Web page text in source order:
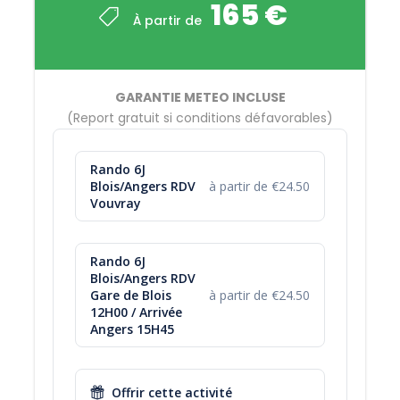
À partir de 165 €
GARANTIE METEO INCLUSE
(Report gratuit si conditions défavorables)
Rando 6J
Blois/Angers RDV
Vouvray
à partir de €24.50
Rando 6J
Blois/Angers RDV
Gare de Blois
12H00 / Arrivée
Angers 15H45
à partir de €24.50
Offrir cette activité
possible que jusqu’à J-1 17H30 !
Tarif de Groupe à partir de 12 pers (nous
contacter).
Horaires et lieux de RDV
J1 : RDV 10H00
à la base de Vouvray
Dernier jour : Navette entre 15H et 17H
Lieu de RDV à définir la veille